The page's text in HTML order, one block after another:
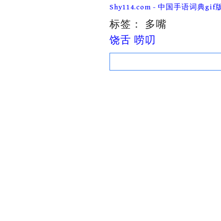
Skip
content
Shy114.com - 中国手语词典gif
标签： 多嘴
饶舌 唠叨
Search